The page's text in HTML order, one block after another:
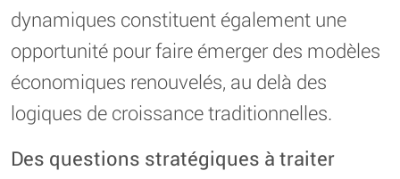
dynamiques constituent également une
opportunité pour faire émerger des modèles
économiques renouvelés, au delà des
logiques de croissance traditionnelles.
Des questions stratégiques à traiter